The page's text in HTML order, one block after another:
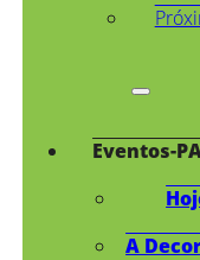
Eventos-
A